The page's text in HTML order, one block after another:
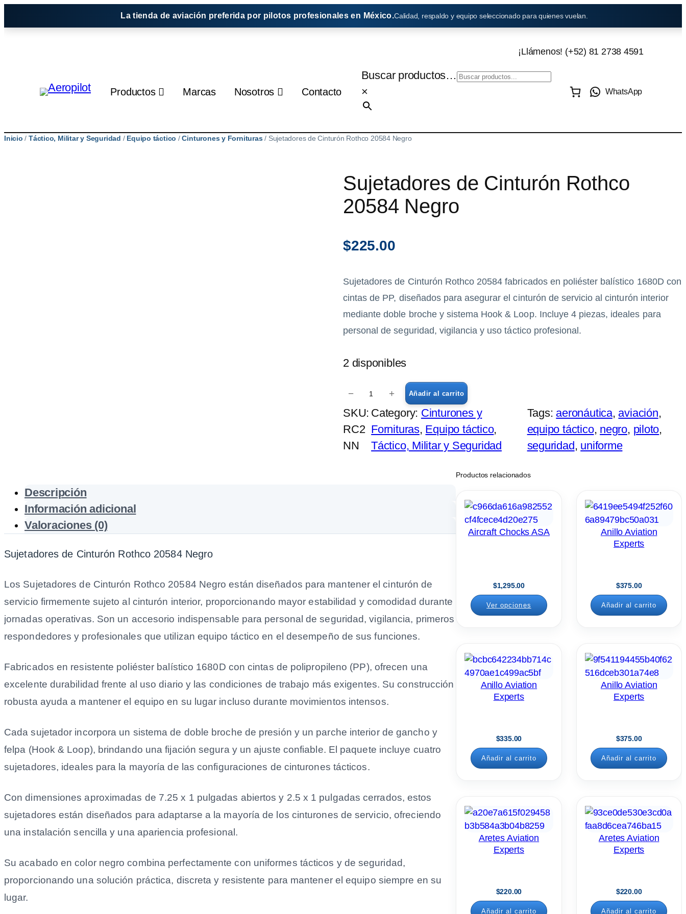
al
La tienda de aviación preferida por pilotos profesionales en México.Calidad, respaldo y equipo seleccionado para quienes vuelan.
¡Llámenos! (+52) 81 2738 4591
Productos Marcas Nosotros Contacto
Buscar productos…
×
WhatsApp
Inicio /Táctico, Militar y Seguridad / Equipo táctico /Cinturones y Fornituras/ Sujetadores de Cinturón Rothco 20584 Negro
Sujetadores de Cinturón Rothco
20584 Negro
$225.00
Sujetadores de Cinturón Rothco 20584 fabricados en poliéster balístico 1680D con
cintas de PP, diseñados para asegurar el cinturón de servicio al cinturón interior
mediante doble broche y sistema Hook & Loop. Incluye 4 piezas, ideales para
personal de seguridad, vigilancia y uso táctico profesional.
2 disponibles
u
j
e
e
e
C
i
n
u
r
ó
R
o
t
c
o
5
8
− + Añadir al carrito
SKU:
RC2
NN
Category: Cinturones y
Fornituras, Equipo táctico
Táctico, Militar y Seguridad
Tags: aeronáutica, aviación
equipo táctico, negro, piloto
seguridad , uniforme
Descripción
Información adicional
Valoraciones (0)
Sujetadores de Cinturón Rothco 20584 Negro
Los Sujetadores de Cinturón Rothco 20584 Negro están diseñados para mantener el cinturón de
servicio firmemente sujeto al cinturón interior, proporcionando mayor estabilidad y comodidad durante
jornadas operativas. Son un accesorio indispensable para personal de seguridad, vigilancia, primeros
respondedores y profesionales que utilizan equipo táctico en el desempeño de sus funciones.
Fabricados en resistente poliéster balístico 1680D con cintas de polipropileno (PP), ofrecen una
excelente durabilidad frente al uso diario y las condiciones de trabajo más exigentes. Su construcción
robusta ayuda a mantener el equipo en su lugar incluso durante movimientos intensos.
Cada sujetador incorpora un sistema de doble broche de presión y un parche interior de gancho y
felpa (Hook & Loop), brindando una fijación segura y un ajuste confiable. El paquete incluye cuatro
sujetadores, ideales para la mayoría de las configuraciones de cinturones tácticos.
Con dimensiones aproximadas de 7.25 x 1 pulgadas abiertos y 2.5 x 1 pulgadas cerrados, estos
sujetadores están diseñados para adaptarse a la mayoría de los cinturones de servicio, ofreciendo
una instalación sencilla y una apariencia profesional.
Su acabado en color negro combina perfectamente con uniformes tácticos y de seguridad,
proporcionando una solución práctica, discreta y resistente para mantener el equipo siempre en su
lugar.
Productos relacionados
Aircraft Chocks ASA
$1,295.00
Ver opciones
Anillo Aviation
Experts
$375.00
Añadir al carrito
Anillo Aviation
Experts
$335.00
Añadir al carrito
Anillo Aviation
Experts
$375.00
Añadir al carrito
Aretes Aviation
Experts
$220.00
Añadir al carrito
Aretes Aviation
Experts
$220.00
Añadir al carrito